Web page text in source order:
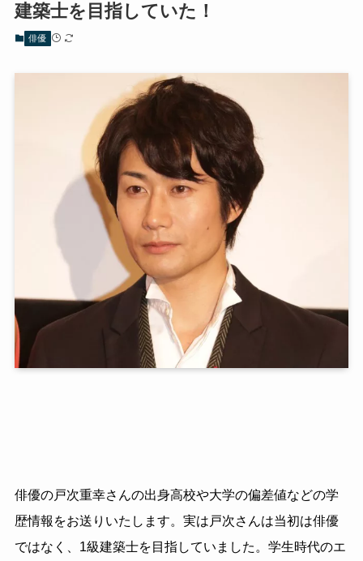
建築士を目指していた！
俳優
俳優の戸次重幸さんの出身高校や大学の偏差値などの学
歴情報をお送りいたします。実は戸次さんは当初は俳優
ではなく、1級建築士を目指していました。学生時代のエ